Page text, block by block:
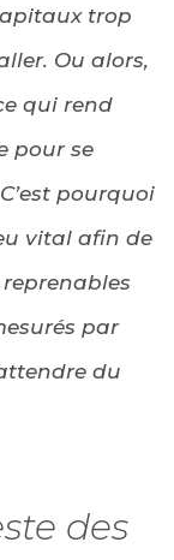
trop
Ou alors,
qui rend
pour se
pourquoi
vital afin de
reprenables
par
du
des